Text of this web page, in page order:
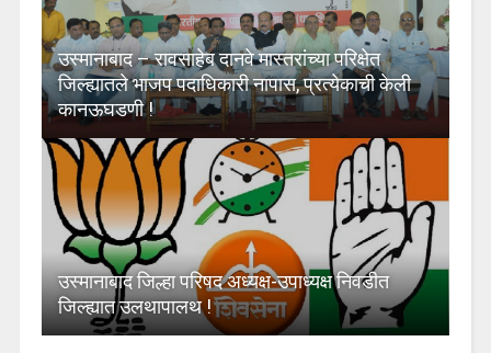
उस्मानाबाद – रावसाहेब दानवे मास्तरांच्या परिक्षेत
जिल्ह्यातले भाजप पदाधिकारी नापास, प्रत्येकाची केली
कानऊघडणी !
उस्मानाबाद जिल्हा परिषद अध्यक्ष-उपाध्यक्ष निवडीत
जिल्ह्यात उलथापालथ !